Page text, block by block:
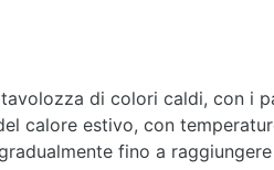
di colori caldi, con i
calore estivo, con
fino a